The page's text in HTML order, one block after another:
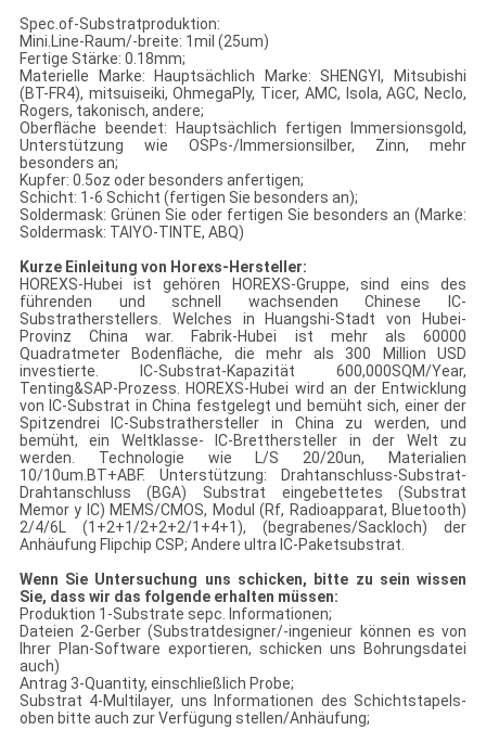
Spec.of-Substratproduktion:
Mini.Line-Raum/-breite: 1mil (25um)
Fertige Stärke: 0.18mm;
Materielle Marke: Hauptsächlich Marke: SHENGYI, Mitsubishi
(BT-FR4), mitsuiseiki, OhmegaPly, Ticer, AMC, Isola, AGC, Neclo,
Rogers, takonisch, andere;
Oberfläche beendet: Hauptsächlich fertigen Immersionsgold,
Unterstützung wie OSPs-/Immersionsilber, Zinn, mehr
besonders an;
Kupfer: 0.5oz oder besonders anfertigen;
Schicht: 1-6 Schicht (fertigen Sie besonders an);
Soldermask: Grünen Sie oder fertigen Sie besonders an (Marke:
Soldermask: TAIYO-TINTE, ABQ)
Kurze Einleitung von Horexs-Hersteller:
HOREXS-Hubei ist gehören HOREXS-Gruppe, sind eins des
führenden und schnell wachsenden Chinese IC-
Substratherstellers. Welches in Huangshi-Stadt von Hubei-
Provinz China war. Fabrik-Hubei ist mehr als 60000
Quadratmeter Bodenfläche, die mehr als 300 Million USD
investierte. IC-Substrat-Kapazität 600,000SQM/Year,
Tenting&SAP-Prozess. HOREXS-Hubei wird an der Entwicklung
von IC-Substrat in China festgelegt und bemüht sich, einer der
Spitzendrei IC-Substrathersteller in China zu werden, und
bemüht, ein Weltklasse- IC-Bretthersteller in der Welt zu
werden. Technologie wie L/S 20/20un, Materialien
10/10um.BT+ABF. Unterstützung: Drahtanschluss-Substrat-
Drahtanschluss (BGA) Substrat eingebettetes (Substrat
Memor y IC) MEMS/CMOS, Modul (Rf, Radioapparat, Bluetooth)
2/4/6L (1+2+1/2+2+2/1+4+1), (begrabenes/Sackloch) der
Anhäufung Flipchip CSP; Andere ultra IC-Paketsubstrat.
Wenn Sie Untersuchung uns schicken, bitte zu sein wissen
Sie, dass wir das folgende erhalten müssen:
Produktion 1-Substrate sepc. Informationen;
Dateien 2-Gerber (Substratdesigner/-ingenieur können es von
Ihrer Plan-Software exportieren, schicken uns Bohrungsdatei
auch)
Antrag 3-Quantity, einschließlich Probe;
Substrat 4-Multilayer, uns Informationen des Schichtstapels-
oben bitte auch zur Verfügung stellen/Anhäufung;